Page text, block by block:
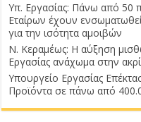
Υπ. Εργασίας: Πάνω από 50
Εταίρων έχουν
για την ισότητα αμοιβών
Ν. Κεραμέως: Η αύξηση
Εργασίας ανάχωμα στην
Υπουργείο Εργασίας
Προϊόντα σε πάνω από